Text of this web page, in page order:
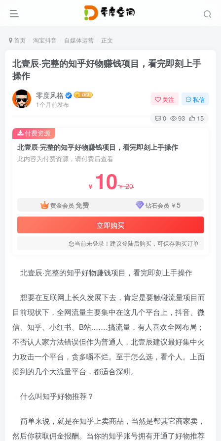
首页 淘宝抖音 自媒体运营 正文
北壹辰·完整的知乎好物赚钱项目，看完即刻上手
操作
零度风格
1个月前发布
关注 私信
0 93 15
北壹辰·完整的知乎好物赚钱项目，看完即刻上手操作
此内容为付费资源，请付费后查看
￥ 10￥20
黄金会员 免费 钻石会员 ￥5
立即购买
您当前未登录！建议登陆后购买，可保存购买订单
付费资源
北壹辰·完整的知乎好物赚钱项目，看完即刻上手操作
想要在互联网上长久发展下去，肯定是要触碰流量项目而
目前现状下，全网流量主要集中在这几个平台上，抖音、微
信、知乎、小红书、B站.……搞流量，有人喜欢全网布局；
不否认人家方法错误但作为普通人，北壹辰建议最好集中火
力攻击一个平台，贪多嚼不烂。至于怎么选，看个人。上面
提到的几个大流量平台，都适合深耕。
什么叫知乎好物推荐？
简单来说，就是在知乎上卖商品，当然是帮其它商家卖，
然后你获取佣金报酬。当你的知乎账号拥有开通了好物推荐